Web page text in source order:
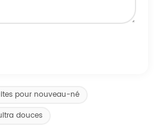
pour nouveau-né
douces